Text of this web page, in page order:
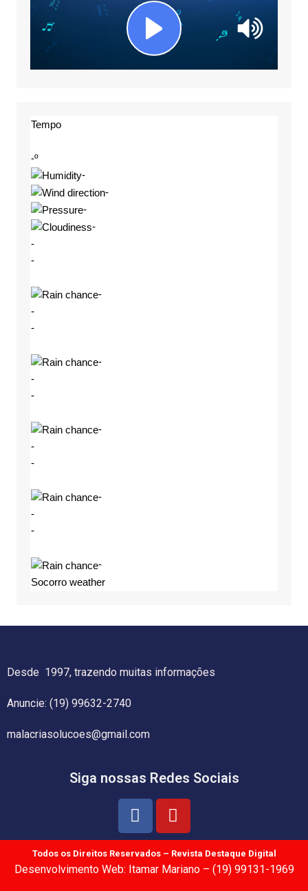
Tempo
-º
-
-
-
-
-
-
-
-
-
-
-
-
-
-
-
-
-
-
-
Socorro weather
Desde 1997, trazendo muitas informações
Anuncie: (19) 99632-2740
malacriasolucoes@gmail.com
Siga nossas Redes Sociais
Todos os Direitos Reservados – Revista Destaque Digital
Desenvolvimento Web: Itamar Mariano – (19) 99131-1969